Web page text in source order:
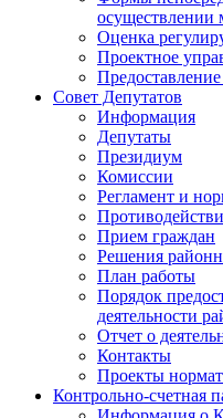
осуществлении
Оценка
Проектное
Совет Депутатов
Информация
Депутаты
Президиум
Комиссии
Регламент и
Прием граждан
Решения
План работы
Порядок
деятельности
Отчет о
Контакты
Проекты
Контрольно-счетная